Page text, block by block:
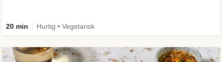
20 min Hurtig • Vegetarisk